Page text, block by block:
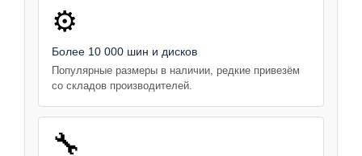
⚙️
Более 10 000 шин и дисков
Популярные размеры в наличии, редкие привезём
со складов производителей.
🔧